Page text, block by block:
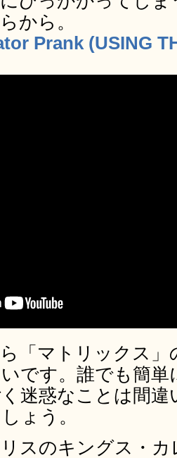
から。
Prank (USING
「マトリックス
です。誰でも簡
迷惑なことは間
ょう。
スのキングス・